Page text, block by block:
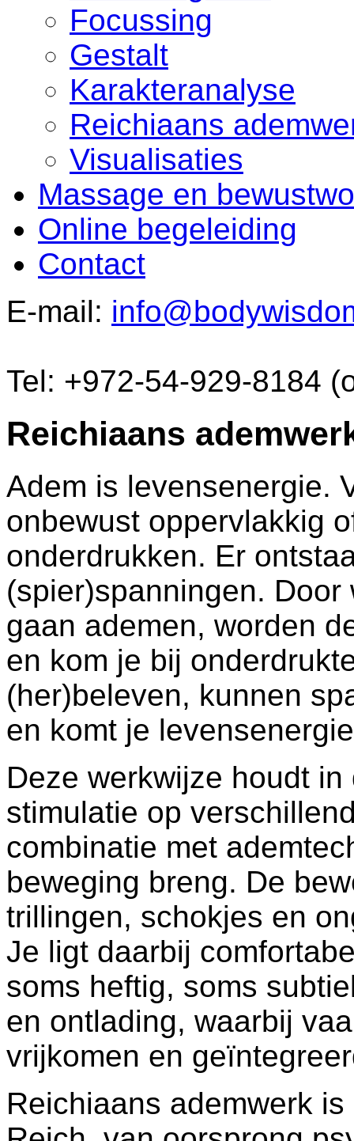
Focussing
Gestalt
Karakteranalyse
Reichiaans
Visualisaties
Massage en
Online begeleiding
Contact
E-mail:
Tel: +972-54-929-8184
Reichiaans
Adem is levensenergie.
onbewust oppervlakkig
onderdrukken. Er
(spier)spanningen.
gaan ademen, worden
en kom je bij
(her)beleven, kunnen
en komt je
Deze werkwijze houdt
stimulatie op
combinatie met
beweging breng. De
trillingen, schokjes en
Je ligt daarbij
soms heftig, soms
en ontlading, waarbij
vrijkomen en
Reichiaans ademwerk